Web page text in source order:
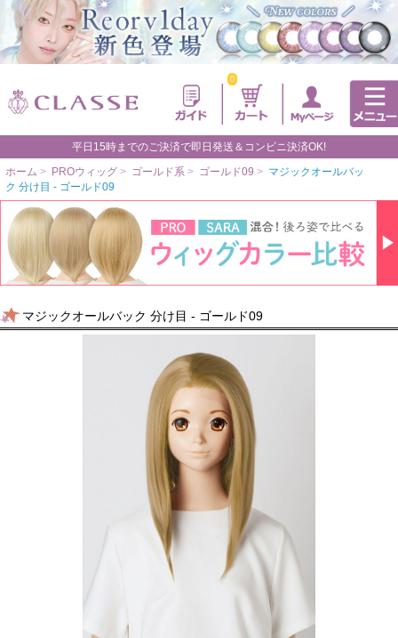
0
平日15時までのご決済で即日発送＆コンビニ決済OK!
ホーム > PROウィッグ > ゴールド系 > ゴールド09 > マジックオールバッ
ク 分け目 - ゴールド09
マジックオールバック 分け目 - ゴールド09